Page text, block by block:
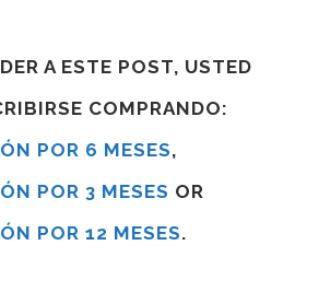
A ESTE POST, USTED
COMPRANDO:
POR 6 MESES,
POR 3 MESES OR
POR 12 MESES.